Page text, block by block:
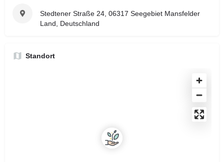
Stedtener Straße 24, 06317 Seegebiet Mansfelder
Land, Deutschland
Standort